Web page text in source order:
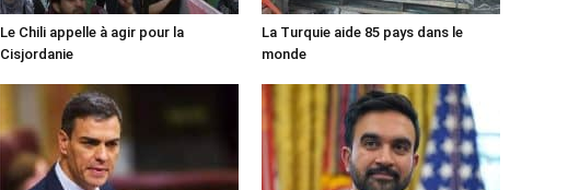
Le Chili appelle à agir pour la
Cisjordanie
La Turquie aide 85 pays dans le
monde